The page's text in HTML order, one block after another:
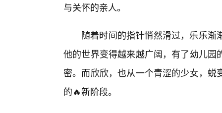
与关怀的亲人。
随着时间的指针悄然滑过，乐乐
他的世界变得越来越广阔，有了幼儿
密。而欣欣，也从一个青涩的少女，
的🔥新阶段。